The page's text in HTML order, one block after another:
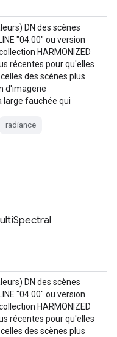
DN des scènes
"04.00" ou version
HARMONIZED
récentes pour qu'elles
des scènes plus
d'imagerie
large fauchée qui
radiance
DN des scènes
"04.00" ou version
HARMONIZED
récentes pour qu'elles
des scènes plus